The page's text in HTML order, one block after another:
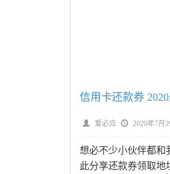
信用卡还款券
爱必应 2020年7月
想必不少小伙伴都和
此分享还款券领取地